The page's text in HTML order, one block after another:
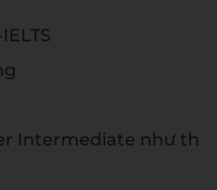
Intermediate như th